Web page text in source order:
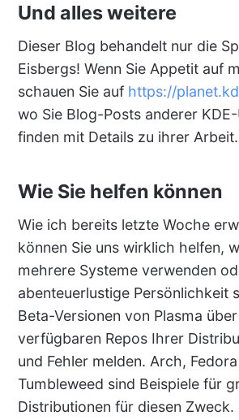
Und alles weitere
Dieser Blog behandelt nur die
Eisbergs! Wenn Sie Appetit auf
schauen Sie auf https://
wo Sie Blog-Posts anderer
finden mit Details zu ihrer Arbeit.
Wie Sie helfen können
Wie ich bereits letzte Woche
können Sie uns wirklich helfen,
mehrere Systeme verwenden
abenteuerlustige Persönlichkeit
Beta-Versionen von Plasma
verfügbaren Repos Ihrer
und Fehler melden. Arch,
Tumbleweed sind Beispiele für
Distributionen für diesen